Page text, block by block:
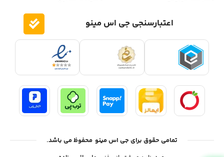
اعتبارسنجی جی اس مینو
تمامی حقوق برای جی اس مینو محفوظ می باشد.